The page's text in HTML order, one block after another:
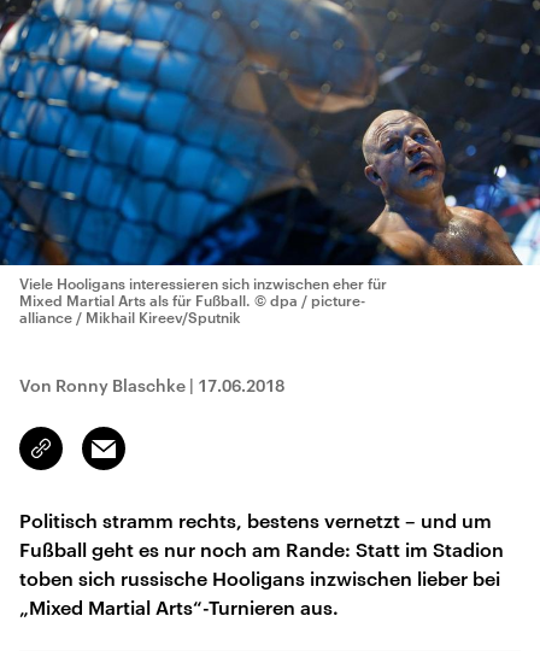
Viele Hooligans interessieren sich inzwischen eher für
Mixed Martial Arts als für Fußball. © dpa / picture-
alliance / Mikhail Kireev/Sputnik
Von Ronny Blaschke | 17.06.2018
Link
kopieren/teilen
Email
Politisch stramm rechts, bestens vernetzt – und um
Fußball geht es nur noch am Rande: Statt im Stadion
toben sich russische Hooligans inzwischen lieber bei
„Mixed Martial Arts“-Turnieren aus.